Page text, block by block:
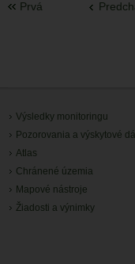
Prvá
Výsledky monitoringu
Pozorovania a výskytové
Atlas
Chránené územia
Mapové nástroje
Žiadosti a výnimky